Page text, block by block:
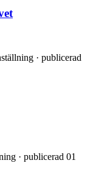
· publicerad
· publicerad 01